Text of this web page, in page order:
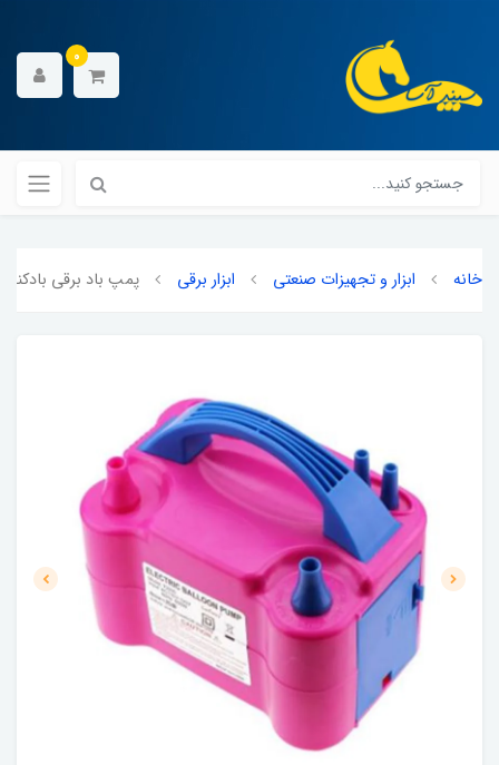
0
خانه ابزار و تجهیزات صنعتی ابزار برقی پمپ باد برقی بادکنک